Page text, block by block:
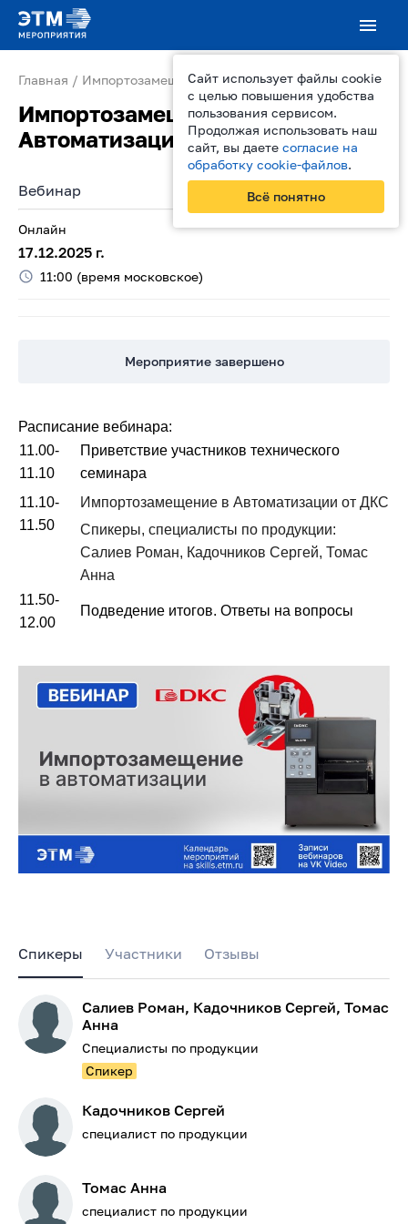
Сайт использует файлы cookie
с целью повышения удобства
пользования сервисом.
Продолжая использовать наш
сайт, вы даете согласие на
обработку cookie-файлов.
Всё понятно
Главная Импортозамещение в Автоматизации от ДКС...
Импортозамещение в
Автоматизации от ДКС
Вебинар
Расписание вебинара:
11.00-
11.10
Приветствие участников технического
семинара
11.10-
11.50
Импортозамещение в Автоматизации от ДКС
Спикеры, специалисты по продукции:
Салиев Роман, Кадочников Сергей, Томас
Анна
11.50-
12.00
Подведение итогов. Ответы на вопросы
Онлайн
17.12.2025 г.
11:00 (время московское)
Мероприятие завершено
Спикеры Участники Отзывы
Салиев Роман, Кадочников Сергей, Томас
Анна
Специалисты по продукции
Спикер
Кадочников Сергей
специалист по продукции
Томас Анна
специалист по продукции